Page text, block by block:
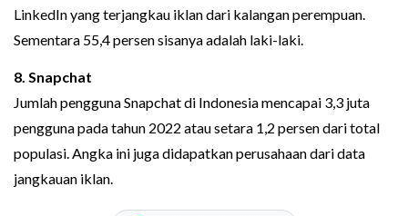
LinkedIn yang terjangkau iklan dari kalangan perempuan.
Sementara 55,4 persen sisanya adalah laki-laki.
8. Snapchat
Jumlah pengguna Snapchat di Indonesia mencapai 3,3 juta
pengguna pada tahun 2022 atau setara 1,2 persen dari total
populasi. Angka ini juga didapatkan perusahaan dari data
jangkauan iklan.